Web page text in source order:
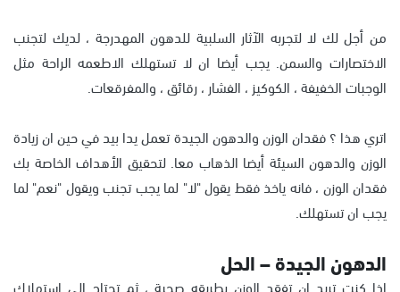
من أجل لك لا لتجربه الآثار السلبية للدهون المهدرجة ، لديك لتجنب
الاختصارات والسمن. يجب أيضا ان لا تستهلك الاطعمه الراحة مثل
الوجبات الخفيفة ، الكوكيز ، الفشار ، رقائق ، والمفرقعات.
اتري هذا ؟ فقدان الوزن والدهون الجيدة تعمل يدا بيد في حين ان زيادة
الوزن والدهون السيئة أيضا الذهاب معا. لتحقيق الأهداف الخاصة بك
فقدان الوزن ، فانه ياخذ فقط يقول "لا" لما يجب تجنب ويقول "نعم" لما
يجب ان تستهلك.
الدهون الجيدة – الحل
إذا كنت تريد ان تفقد الوزن بطريقه صحية ، ثم تحتاج إلى استهلاك